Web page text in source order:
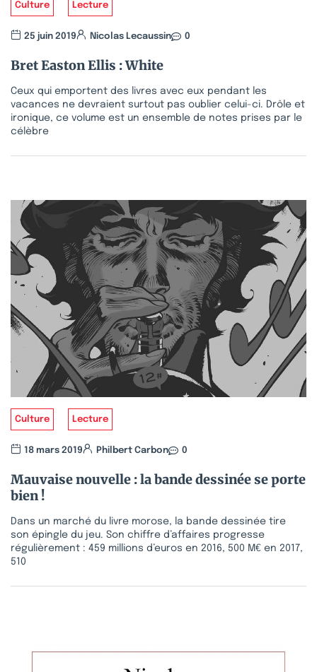
Culture Lecture
25 juin 2019 Nicolas Lecaussin 0
Bret Easton Ellis : White
Ceux qui emportent des livres avec eux pendant les
vacances ne devraient surtout pas oublier celui-ci. Drôle et
ironique, ce volume est un ensemble de notes prises par le
célèbre
Culture Lecture
18 mars 2019 Philbert Carbon 0
Mauvaise nouvelle : la bande dessinée se porte
bien !
Dans un marché du livre morose, la bande dessinée tire
son épingle du jeu. Son chiffre d’affaires progresse
régulièrement : 459 millions d’euros en 2016, 500 M€ en 2017,
510